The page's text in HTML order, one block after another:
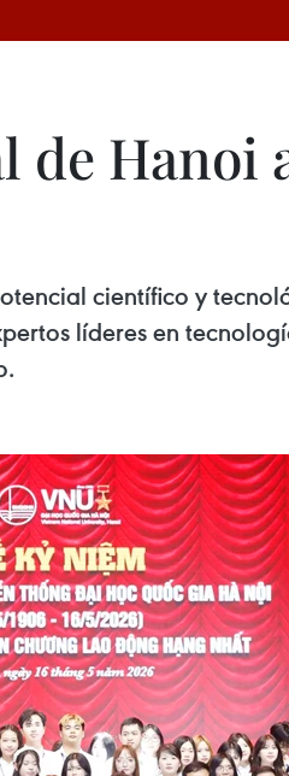
de Hanoi
científico y
líderes en